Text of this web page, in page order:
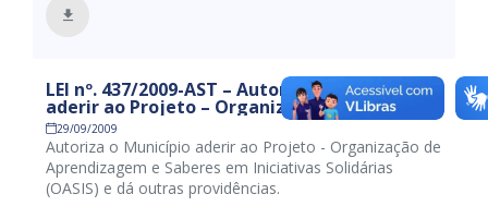
LEI nº. 437/2009-AST – Autoriza o Município
aderir ao Projeto – Organização de
Aprendizagem e Saberes em Iniciativas
Solidárias (OASIS) e dá outras providências.
29/09/2009
Autoriza o Município aderir ao Projeto - Organização de
Aprendizagem e Saberes em Iniciativas Solidárias
(OASIS) e dá outras providências.